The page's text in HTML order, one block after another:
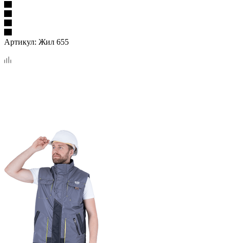
Артикул: Жил 655